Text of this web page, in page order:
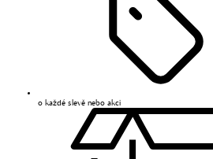
o každé slevě nebo akci